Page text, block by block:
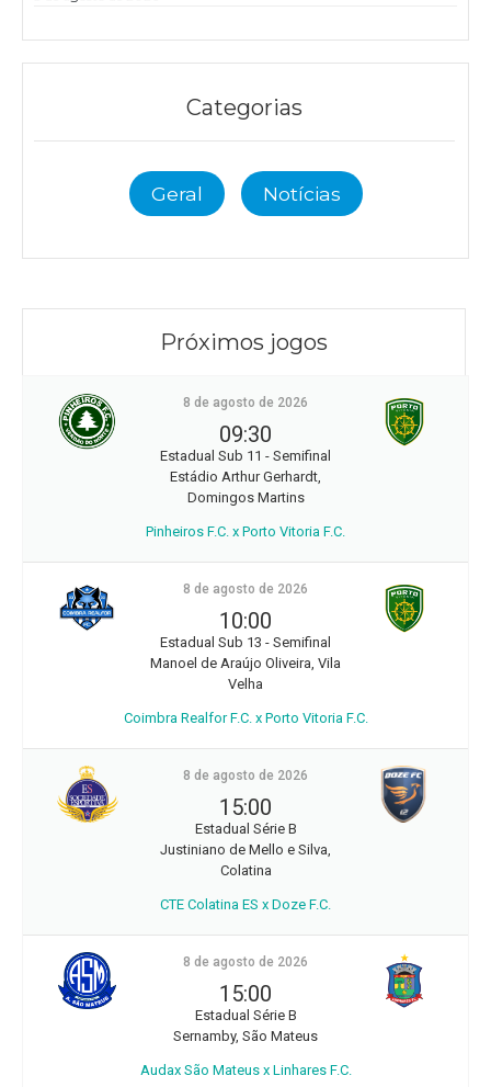
Categorias
Geral Notícias
Próximos jogos
8 de agosto de 2026
09:30
Estadual Sub 11 - Semifinal
Estádio Arthur Gerhardt,
Domingos Martins
Pinheiros F.C. x Porto Vitoria F.C.
8 de agosto de 2026
10:00
Estadual Sub 13 - Semifinal
Manoel de Araújo Oliveira, Vila
Velha
Coimbra Realfor F.C. x Porto Vitoria F.C.
8 de agosto de 2026
15:00
Estadual Série B
Justiniano de Mello e Silva,
Colatina
CTE Colatina ES x Doze F.C.
8 de agosto de 2026
15:00
Estadual Série B
Sernamby, São Mateus
Audax São Mateus x Linhares F.C.